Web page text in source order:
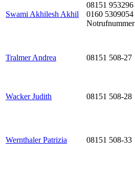
Swami Akhilesh Akhil
08151 953296
0160 5309054
Notrufnummer
Tralmer Andrea 08151 508-27
Wacker Judith 08151 508-28
Wernthaler Patrizia 08151 508-33